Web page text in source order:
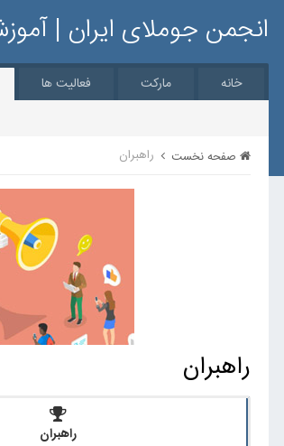
انجمن جوملای ایران |
خانه مارکت فعالیت ها
صفحه نخست راهبران
راهبران
راهبران